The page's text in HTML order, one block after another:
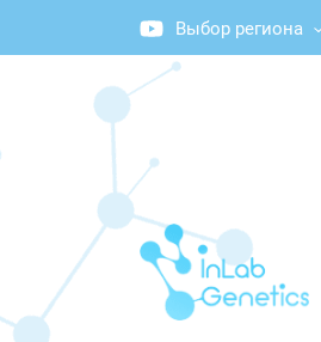
Выбор региона